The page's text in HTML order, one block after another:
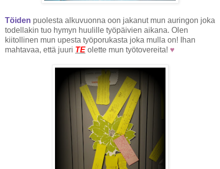
Töiden puolesta alkuvuonna oon jakanut mun auringon joka
todellakin tuo hymyn huulille työpäivien aikana. Olen
kiitollinen mun upesta työporukasta joka mulla on! Ihan
mahtavaa, että juuri TE olette mun työtovereita! ♥